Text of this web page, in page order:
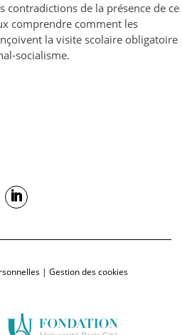
contradictions de la présence de ce
comprendre comment les
la visite scolaire obligatoire
socialisme.
| Gestion des cookies